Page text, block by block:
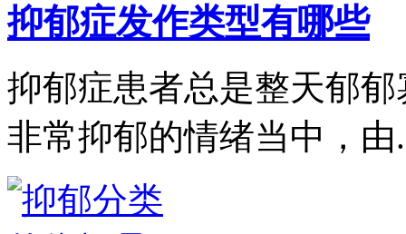
抑郁症发作类型有哪些
抑郁症患者总是整天郁
非常抑郁的情绪当中，